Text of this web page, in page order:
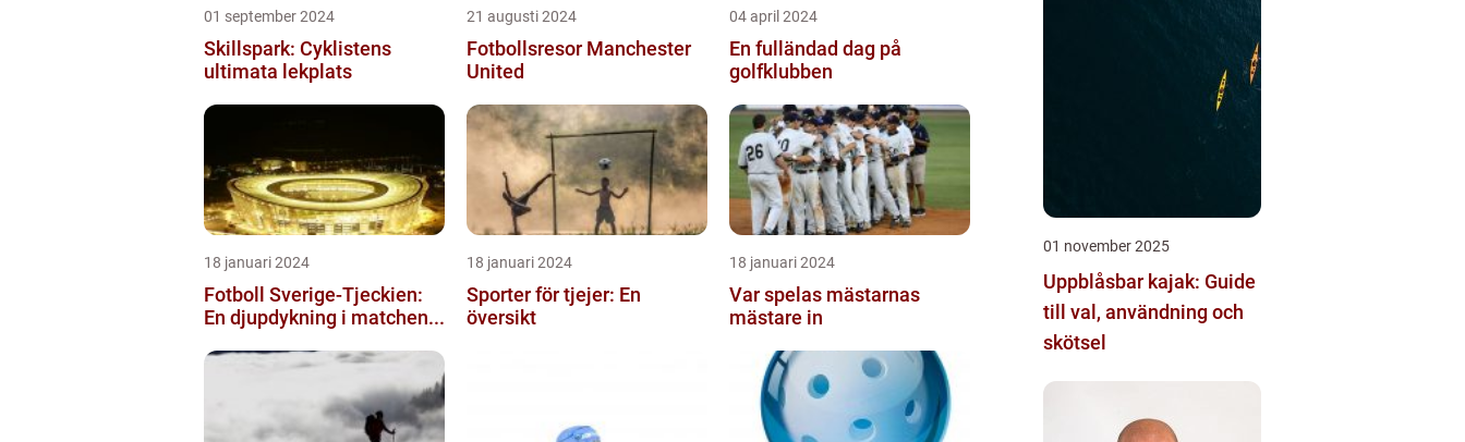
01 september 2024
Skillspark: Cyklistens
ultimata lekplats
21 augusti 2024
Fotbollsresor Manchester
United
04 april 2024
En fulländad dag på
golfklubben
18 januari 2024
Fotboll Sverige-Tjeckien:
En djupdykning i matchen...
18 januari 2024
Sporter för tjejer: En
översikt
18 januari 2024
Var spelas mästarnas
mästare in
01 november 2025
Uppblåsbar kajak: Guide
till val, användning och
skötsel